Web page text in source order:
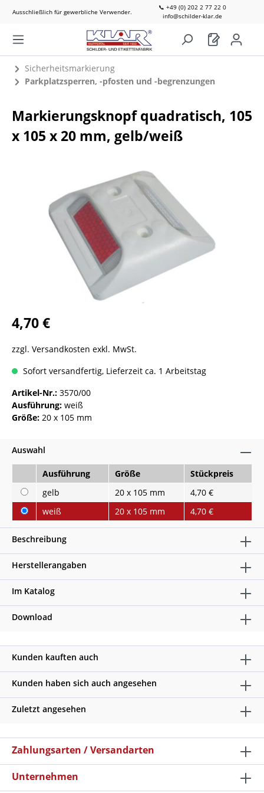
Ausschließlich für gewerbliche Verwender.
📞 +49 (0) 202 2 77 22 0
info@schilder-klar.de
Sicherheitsmarkierung
Parkplatzsperren, -pfosten und -begrenzungen
Markierungsknopf quadratisch, 105
x 105 x 20 mm, gelb/weiß
4,70 €
zzgl. Versandkosten exkl. MwSt.
Sofort versandfertig, Lieferzeit ca. 1 Arbeitstag
Artikel-Nr.: 3570/00
Ausführung: weiß
Größe: 20 x 105 mm
Auswahl
Ausführung Größe
Stückpreis
gelb
20 x 105 mm
4,70 €
weiß
20 x 105 mm 4,70 €
Beschreibung
Herstellerangaben
Im Katalog
Download
Kunden kauften auch
Kunden haben sich auch angesehen
Zuletzt angesehen
Zahlungsarten / Versandarten
Unternehmen